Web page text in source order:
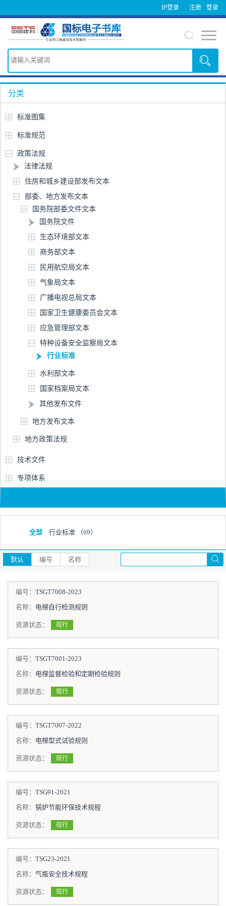
IP登录 登录
注册
分类
标准图集
标准规范
政策法规
法律法规
住房和城乡建设部发布文本
部委、地方发布文本
国务院部委文件文本
国务院文件
生态环境部文本
商务部文本
民用航空局文本
气象局文本
广播电视总局文本
国家卫生健康委员会文本
应急管理部文本
特种设备安全监察局文本
行业标准
水利部文本
国家档案局文本
其他发布文件
地方发布文本
地方政策法规
技术文件
专项体系
全部 行业标准 （69）
默认 编号 名称
编号： TSGT7008-2023
名称： 电梯自行检测规则
资源状态： 现行
编号： TSGT7001-2023
名称： 电梯监督检验和定期检验规则
资源状态： 现行
编号： TSGT7007-2022
名称： 电梯型式试验规则
资源状态： 现行
编号： TSG91-2021
名称： 锅炉节能环保技术规程
资源状态： 现行
编号： TSG23-2021
名称： 气瓶安全技术规程
资源状态： 现行